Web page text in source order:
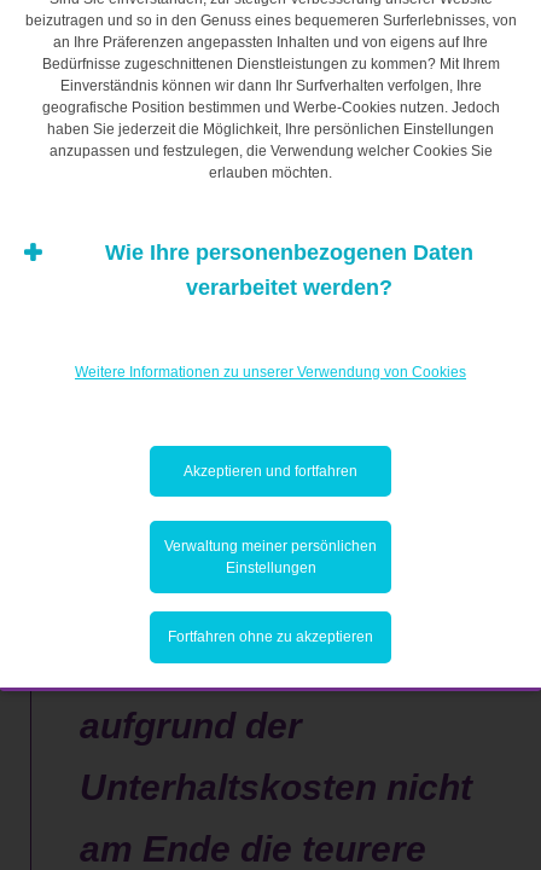
Vor- und Nachteile – es hängt von Ihrer Nutzung des
Autos ab, welche davon für Sie überwiegen.
In Luxemburg ist Leasing weit verbreitet, insbesondere
bei Unternehmen, die Ihren Mitarbeitern diesen Service
anbieten. Fragen Sie bei Ihrer Personalabteilung nach,
Vergütung berücksichtigt werden kann. Daraus können
sich finanzielle Vorteile ergeben, insbesondere da
Flottenkarten anbieten. In Luxemburg gibt es bestimmte
Achten Sie jedoch
darauf, dass ein
Gebrauchtwagen für Sie
aufgrund der
Unterhaltskosten nicht
am Ende die teurere
beizutragen und so in den Genuss eines bequemeren Surferlebnisses, von
an Ihre Präferenzen angepassten Inhalten und von eigens auf Ihre
Bedürfnisse zugeschnittenen Dienstleistungen zu kommen? Mit Ihrem
Einverständnis können wir dann Ihr Surfverhalten verfolgen, Ihre
geografische Position bestimmen und Werbe-Cookies nutzen. Jedoch
haben Sie jederzeit die Möglichkeit, Ihre persönlichen Einstellungen
anzupassen und festzulegen, die Verwendung welcher Cookies Sie
erlauben möchten.
Wie Ihre personenbezogenen Daten
verarbeitet werden?
Weitere Informationen zu unserer Verwendung von Cookies
Akzeptieren und fortfahren
Verwaltung meiner persönlichen
Einstellungen
Fortfahren ohne zu akzeptieren